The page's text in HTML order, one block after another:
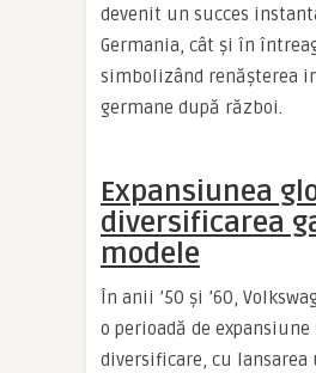
devenit un succes
Germania, cât și în
simbolizând renășterea
germane după război.
Expansiunea
diversificarea
modele
În anii ’50 și ’60,
o perioadă de expansiune
diversificare, cu lansarea